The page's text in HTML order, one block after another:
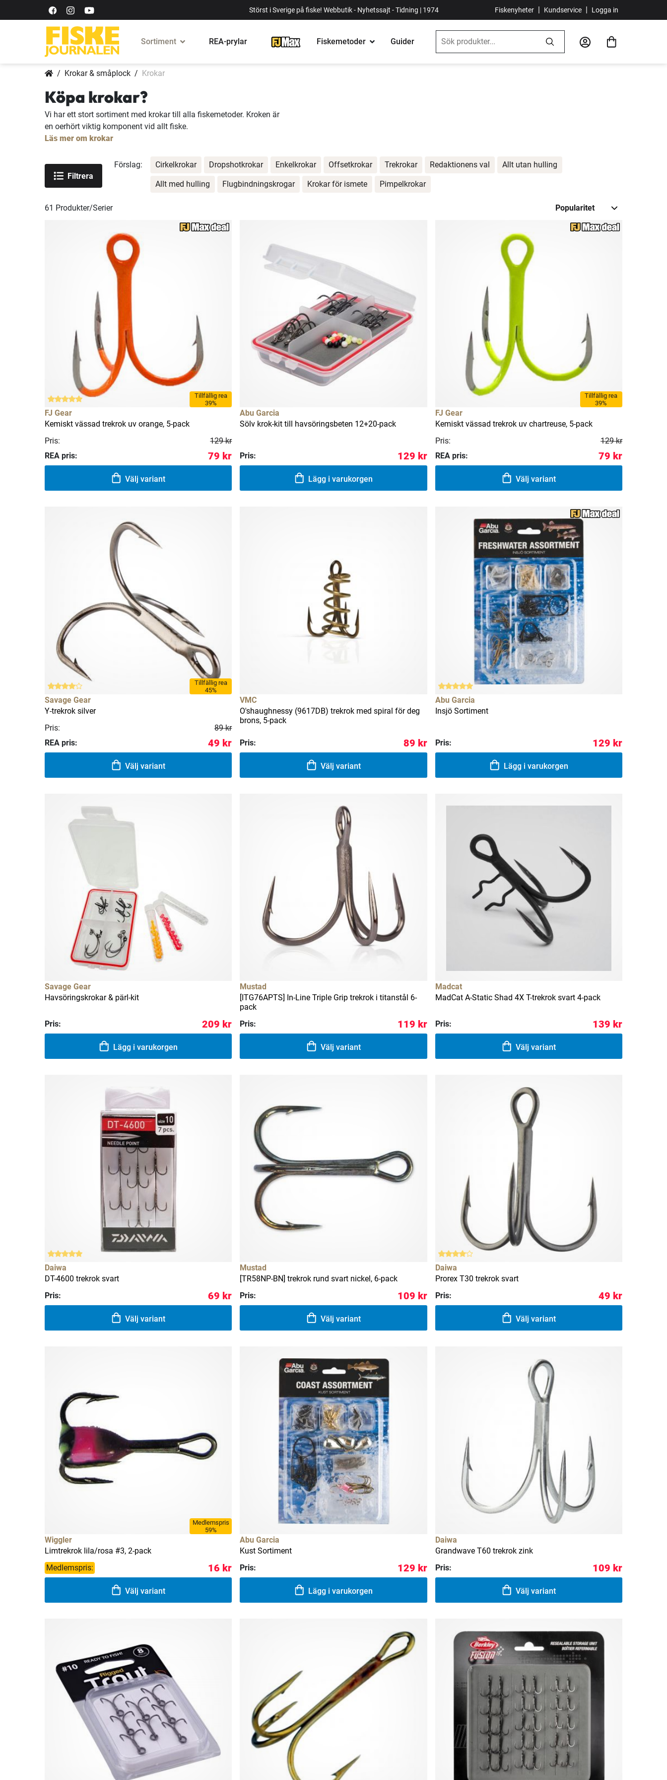
Störst i Sverige på fiske! Webbutik - Nyhetssajt - Tidning | 1974 Fiskenyheter | Kundservice | Logga in
Sortiment REA-prylar Fiskemetoder Guider
Krokar & småplock Krokar
Köpa krokar?
Vi har ett stort sortiment med krokar till alla fiskemetoder. Kroken är
en oerhört viktig komponent vid allt fiske.
Läs mer om krokar
61 Produkter/Serier
Tillfällig rea
39%
FJ Gear
Kemiskt vässad trekrok uv orange, 5-pack
Pris:
129 kr
REA pris:
79 kr
Välj variant
Abu Garcia
Sölv krok-kit till havsöringsbeten 12+20-pack
Pris: 129 kr
Lägg i varukorgen
Tillfällig rea
39%
FJ Gear
Kemiskt vässad trekrok uv chartreuse, 5-pack
Pris:
129 kr
REA pris:
79 kr
Välj variant
Tillfällig rea
45%
Savage Gear
Y-trekrok silver
Pris:
89 kr
REA pris:
49 kr
Välj variant
VMC
O'shaughnessy (9617DB) trekrok med spiral för deg
brons, 5-pack
Pris: 89 kr
Välj variant
Abu Garcia
Insjö Sortiment
Pris: 129 kr
Lägg i varukorgen
Savage Gear
Havsöringskrokar & pärl-kit
Pris: 209 kr
Lägg i varukorgen
Mustad
[ITG76APTS] In-Line Triple Grip trekrok i titanstål 6-
pack
Pris:
119 kr
Välj variant
Madcat
MadCat A-Static Shad 4X T-trekrok svart 4-pack
Pris: 139 kr
Välj variant
Daiwa
DT-4600 trekrok svart
Pris:
69 kr
Välj variant
Mustad
[TR58NP-BN] trekrok rund svart nickel, 6-pack
Pris:
109 kr
Välj variant
Daiwa
Prorex T30 trekrok svart
Pris:
49 kr
Välj variant
Medlemspris
59%
Wiggler
Limtrekrok lila/rosa #3, 2-pack
Medlemspris:
16 kr
Välj variant
Abu Garcia
Kust Sortiment
Pris:
129 kr
Lägg i varukorgen
Daiwa
Grandwave T60 trekrok zink
Pris:
109 kr
Välj variant
Filtrera
Förslag: Cirkelkrokar Dropshotkrokar Enkelkrokar Offsetkrokar Trekrokar Redaktionens val Allt utan hulling
Allt med hulling Flugbindningskrogar Krokar för ismete Pimpelkrokar